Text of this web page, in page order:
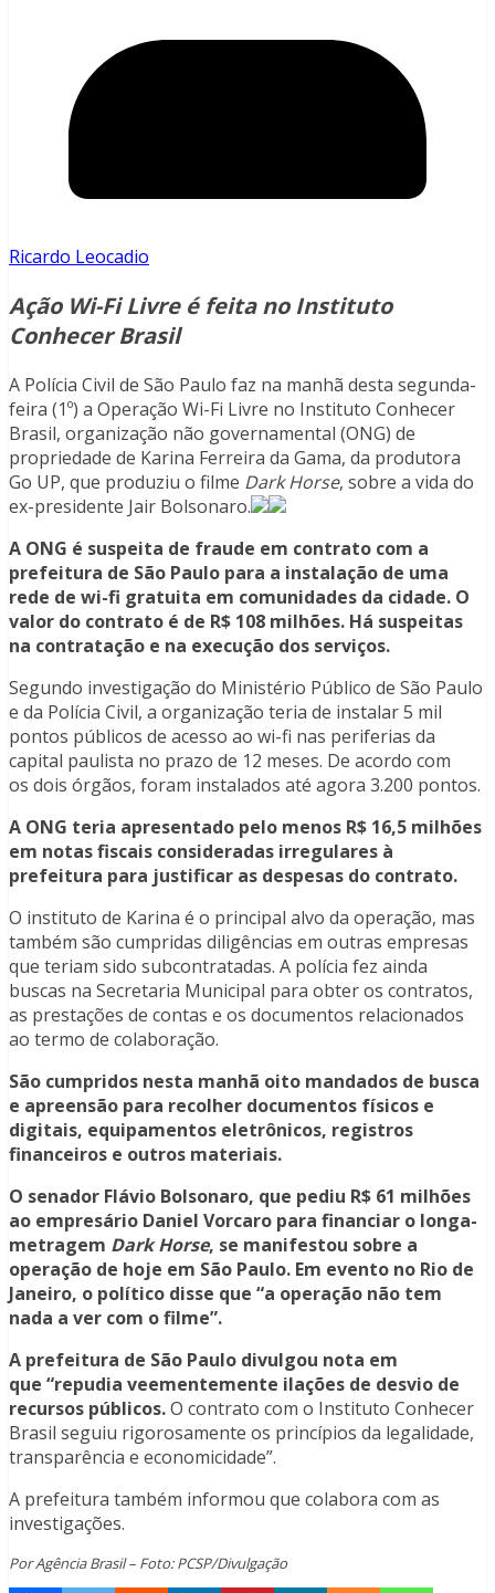
Ricardo Leocadio
Ação Wi-Fi Livre é feita no Instituto
Conhecer Brasil
A Polícia Civil de São Paulo faz na manhã desta segunda-
feira (1º) a Operação Wi-Fi Livre no Instituto Conhecer
Brasil, organização não governamental (ONG) de
propriedade de Karina Ferreira da Gama, da produtora
Go UP, que produziu o filme Dark Horse, sobre a vida do
ex-presidente Jair Bolsonaro.
A ONG é suspeita de fraude em contrato com a
prefeitura de São Paulo para a instalação de uma
rede de wi-fi gratuita em comunidades da cidade. O
valor do contrato é de R$ 108 milhões. Há suspeitas
na contratação e na execução dos serviços.
Segundo investigação do Ministério Público de São Paulo
e da Polícia Civil, a organização teria de instalar 5 mil
pontos públicos de acesso ao wi-fi nas periferias da
capital paulista no prazo de 12 meses. De acordo com
os dois órgãos, foram instalados até agora 3.200 pontos.
A ONG teria apresentado pelo menos R$ 16,5 milhões
em notas fiscais consideradas irregulares à
prefeitura para justificar as despesas do contrato.
O instituto de Karina é o principal alvo da operação, mas
também são cumpridas diligências em outras empresas
que teriam sido subcontratadas. A polícia fez ainda
buscas na Secretaria Municipal para obter os contratos,
as prestações de contas e os documentos relacionados
ao termo de colaboração.
São cumpridos nesta manhã oito mandados de busca
e apreensão para recolher documentos físicos e
digitais, equipamentos eletrônicos, registros
financeiros e outros materiais.
O senador Flávio Bolsonaro, que pediu R$ 61 milhões
ao empresário Daniel Vorcaro para financiar o longa-
metragem Dark Horse, se manifestou sobre a
operação de hoje em São Paulo. Em evento no Rio de
Janeiro, o político disse que “a operação não tem
nada a ver com o filme”.
A prefeitura de São Paulo divulgou nota em
que “repudia veementemente ilações de desvio de
recursos públicos.O contrato com o Instituto Conhecer
Brasil seguiu rigorosamente os princípios da legalidade,
transparência e economicidade”.
A prefeitura também informou que colabora com as
investigações.
Por Agência Brasil – Foto: PCSP/Divulgação